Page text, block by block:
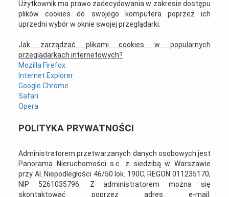
Użytkownik ma prawo zadecydowania w zakresie dostępu
plików cookies do swojego komputera poprzez ich
uprzedni wybór w oknie swojej przeglądarki.
Jak zarządzać plikami cookies w popularnych
przeglądarkach internetowych?
Mozilla Firefox
Internet Explorer
Google Chrome
Safari
Opera
POLITYKA PRYWATNOŚCI
Administratorem przetwarzanych danych osobowych jest
Panorama Nieruchomości s.c. z siedzibą w Warszawie
przy Al. Niepodległości 46/50 lok. 190C, REGON 011235170,
NIP 5261035796. Z administratorem można się
skontaktować poprzez adres e-mail: